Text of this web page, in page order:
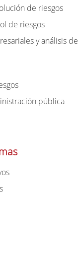
de riesgos
de riesgos
y análisis de
pública